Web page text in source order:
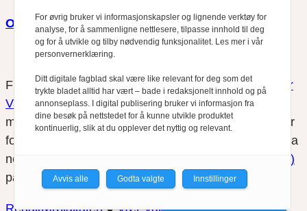
Om oss
Finansfokus arbeider etterRedaktørplakatenog
Vær
Varsom-plakatensregler for god presseskikk, som
medlem av Fagpressen. Finansfokus har ikke ansvar
for innhold på eksterne nettsider som det lenkes til fra
nettsidene. Vi benytter
informasjonskapsler (cookies)
på våre nettsider.
Redaktørplakaten ● Vær Varsomplakaten
For øvrig bruker vi informasjonskapsler og lignende verktøy for
analyse, for å sammenligne nettlesere, tilpasse innhold til deg
og for å utvikle og tilby nødvendig funksjonalitet. Les mer i vår
personvernerklæring.
Ditt digitale fagblad skal være like relevant for deg som det
trykte bladet alltid har vært – bade i redaksjonelt innhold og på
annonseplass. I digital publisering bruker vi informasjon fra
dine besøk på nettstedet for å kunne utvikle produktet
kontinuerlig, slik at du opplever det nyttig og relevant.
Avvis alle Godta valgte Innstillinger